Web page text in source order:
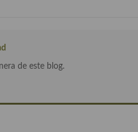
de este blog.